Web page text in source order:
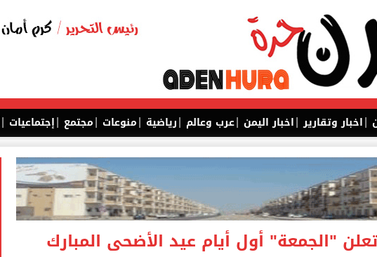
|اخبار وتقارير |اخبار اليمن |عرب وعالم |رياضية |منوعات |مجتمع |إجتماعيات |
"الجمعة" أول أيام عيد الأضحى المبارك